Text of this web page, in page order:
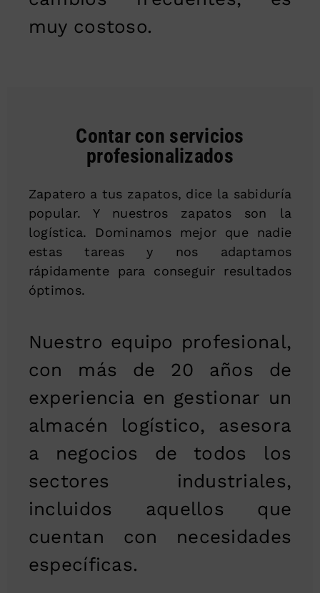
muy costoso.
Contar con servicios
profesionalizados
Zapatero a tus zapatos, dice la sabiduría
popular. Y nuestros zapatos son la
logística. Dominamos mejor que nadie
estas tareas y nos adaptamos
rápidamente para conseguir resultados
óptimos.
Nuestro equipo profesional,
con más de 20 años de
experiencia en gestionar un
almacén logístico, asesora
a negocios de todos los
sectores industriales,
incluidos aquellos que
cuentan con necesidades
específicas.